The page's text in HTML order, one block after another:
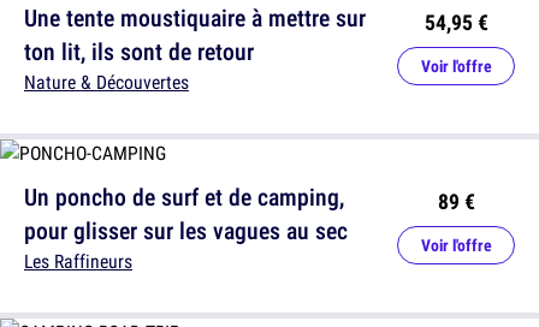
Un poncho de surf et de camping,
pour glisser sur les vagues au sec
Les Raffineurs
89 €
Voir l'offre
Une tente moustiquaire à mettre sur
ton lit, ils sont de retour
Nature & Découvertes
54,95 €
Voir l'offre